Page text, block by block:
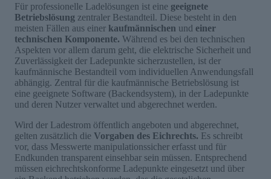
Für professionelle Ladelösungen ist eine geeignete
Betriebslösung zentraler Bestandteil. Diese besteht in den
meisten Fällen aus einer kaufmännischen und einer
technischen Komponente. Während es bei den technischen
Aspekten vor allem darum geht, die elektrische Sicherheit und
Zuverlässigkeit der Ladepunkte sicherzustellen, ist der
kaufmännische Bestandteil vom individuellen Anwendungsfall
abhängig. Zentral für die kaufmännische Betriebslösung ist
eine geeignete Software (Backendsystem), in der Ladepunkte
und deren Nutzer verwaltet und abgerechnet werden.
Wird der Ladestrom öffentlich angeboten und abgerechnet,
gelten zusätzlich die Vorgaben des Eichrechts. Es schreibt
vor, dass Messwerte manipulationssicher erfasst und für
Endkunden transparent einsehbar sein müssen. Entsprechend
müssen eichrechtskonforme Ladepunkte eingesetzt und über